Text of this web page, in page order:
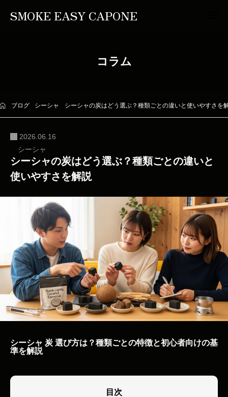
SMOKE EASY CAPONE
コラム
ブログ シーシャ シーシャの炭はどう選ぶ？種類ごとの違いと使いやすさを
2026.06.16
シーシャ
シーシャの炭はどう選ぶ？種類ごとの違いと
使いやすさを解説
シーシャ 炭 選び方は？種類ごとの特徴と初心者向けの基
準を解説
目次